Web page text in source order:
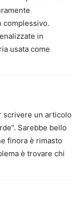
complessivo.
in
usata come
scrivere un articolo
Sarebbe bello
finora è rimasto
è trovare chi